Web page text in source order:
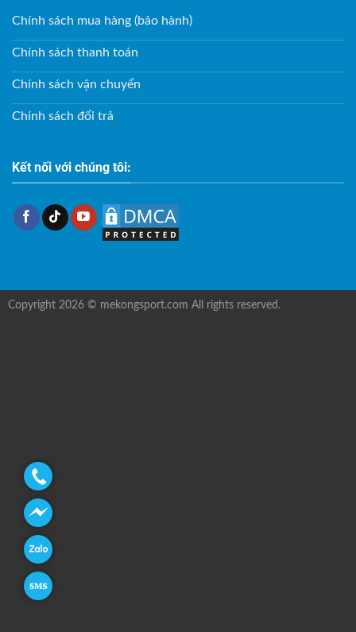
Chính sách mua hàng (bảo hành)
Chính sách thanh toán
Chính sách vận chuyển
Chính sách đổi trả
Kết nối với chúng tôi:
Copyright 2026 © mekongsport.com All rights reserved.